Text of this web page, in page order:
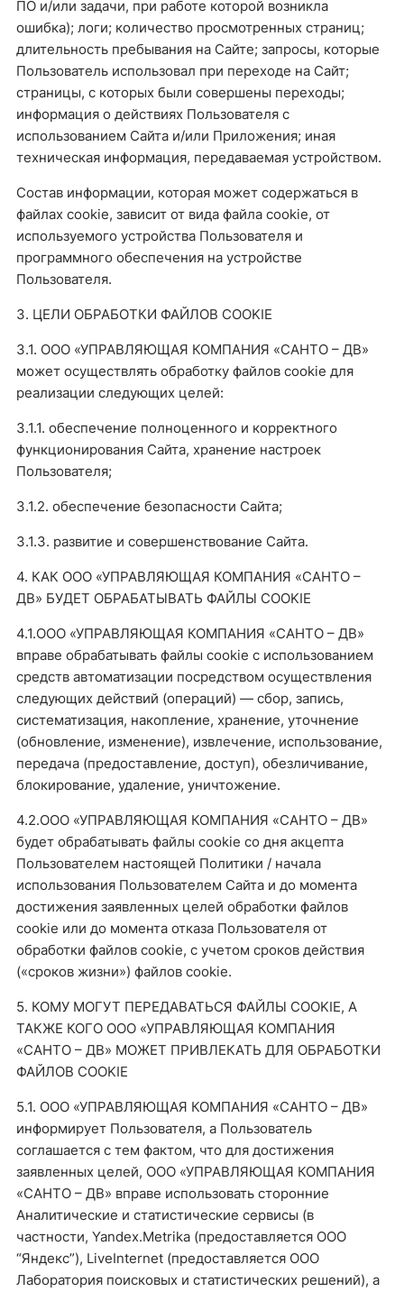
ПО и/или задачи, при работе которой возникла
ошибка); логи; количество просмотренных страниц;
длительность пребывания на Сайте; запросы, которые
Пользователь использовал при переходе на Сайт;
страницы, с которых были совершены переходы;
информация о действиях Пользователя с
использованием Сайта и/или Приложения; иная
техническая информация, передаваемая устройством.
Состав информации, которая может содержаться в
файлах cookie, зависит от вида файла cookie, от
используемого устройства Пользователя и
программного обеспечения на устройстве
Пользователя.
3. ЦЕЛИ ОБРАБОТКИ ФАЙЛОВ COOKIE
3.1. ООО «УПРАВЛЯЮЩАЯ КОМПАНИЯ «САНТО – ДВ»
может осуществлять обработку файлов cookie для
реализации следующих целей:
3.1.1. обеспечение полноценного и корректного
функционирования Сайта, хранение настроек
Пользователя;
3.1.2. обеспечение безопасности Сайта;
3.1.3. развитие и совершенствование Сайта.
4. КАК ООО «УПРАВЛЯЮЩАЯ КОМПАНИЯ «САНТО –
ДВ» БУДЕТ ОБРАБАТЫВАТЬ ФАЙЛЫ COOKIE
4.1.ООО «УПРАВЛЯЮЩАЯ КОМПАНИЯ «САНТО – ДВ»
вправе обрабатывать файлы cookie с использованием
средств автоматизации посредством осуществления
следующих действий (операций) — сбор, запись,
систематизация, накопление, хранение, уточнение
(обновление, изменение), извлечение, использование,
передача (предоставление, доступ), обезличивание,
блокирование, удаление, уничтожение.
4.2.ООО «УПРАВЛЯЮЩАЯ КОМПАНИЯ «САНТО – ДВ»
будет обрабатывать файлы cookie со дня акцепта
Пользователем настоящей Политики / начала
использования Пользователем Сайта и до момента
достижения заявленных целей обработки файлов
cookie или до момента отказа Пользователя от
обработки файлов cookie, с учетом сроков действия
(«сроков жизни») файлов cookie.
5. КОМУ МОГУТ ПЕРЕДАВАТЬСЯ ФАЙЛЫ COOKIE, А
ТАКЖЕ КОГО ООО «УПРАВЛЯЮЩАЯ КОМПАНИЯ
«САНТО – ДВ» МОЖЕТ ПРИВЛЕКАТЬ ДЛЯ ОБРАБОТКИ
ФАЙЛОВ COOKIE
5.1. ООО «УПРАВЛЯЮЩАЯ КОМПАНИЯ «САНТО – ДВ»
информирует Пользователя, а Пользователь
соглашается с тем фактом, что для достижения
заявленных целей, ООО «УПРАВЛЯЮЩАЯ КОМПАНИЯ
«САНТО – ДВ» вправе использовать сторонние
Аналитические и статистические сервисы (в
частности, Yandex.Metrika (предоставляется ООО
“Яндекс”), LiveInternet (предоставляется ООО
Лаборатория поисковых и статистических решений), а